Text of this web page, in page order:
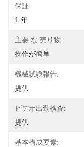
保証:
1 年
主要 な 売り物:
操作が簡単
機械試験報告:
提供
ビデオ出勤検査:
提供
基本構成要素: